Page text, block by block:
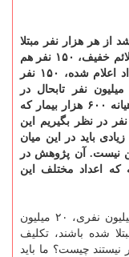
از هر هزار نفر مبتلا
به ویروس، ۵۰۰ نفر فاقد علامت، ۳۵۰ نفر علائم خفیف، ۱۵۰ نفر هم
بستری می شوند. با فرض درست بودن اعداد اعلام شده، ۱۵۰ نفر
بستری به ازای هر هزار نفر یعنی باید ۳ میلیون نفر تابحال در
بیمارستان ها بستری می شدند. این یعنی ماهیانه ۶۰۰ هزار بیمار که
کشور را حدود ۱۲۰ هزار نفر در نظر بگیریم این
باید در این میان
نیست. آن پژوهش در
که اعداد مختلف این
وی اضافه کرد: فرض کنید در کشوری ۸۰ میلیون نفری، ۲۰ میلیون
شده باشند، تکلیف
نیستند چیست؟ ما باید